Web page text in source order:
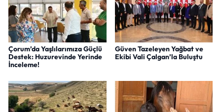
Çorum’da Yaşlılarımıza Güçlü
Destek: Huzurevinde Yerinde
İnceleme!
Güven Tazeleyen Yağbat ve
Ekibi Vali Çalgan’la Buluştu